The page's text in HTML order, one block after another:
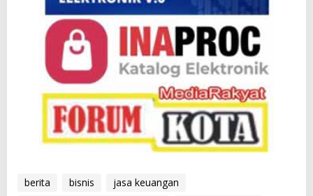
berita bisnis
jasa keuangan